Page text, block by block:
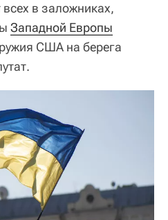
в заложниках,
Западной Европы
США на берега